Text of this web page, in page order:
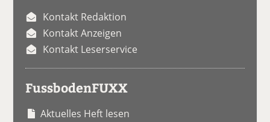
Kontakt Redaktion
Kontakt Anzeigen
Kontakt Leserservice
FussbodenFUXX
Aktuelles Heft lesen